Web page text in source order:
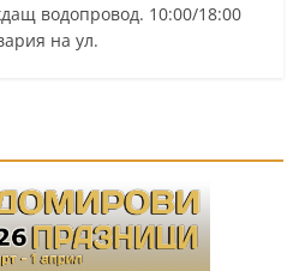
водопровод. 10:00/18:00
на ул.